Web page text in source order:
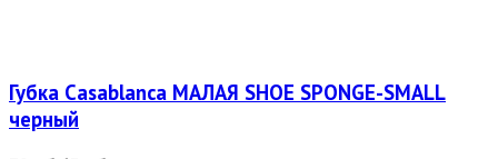
Губка Casablanca МАЛАЯ SHOE SPONGE-SMALL
черный